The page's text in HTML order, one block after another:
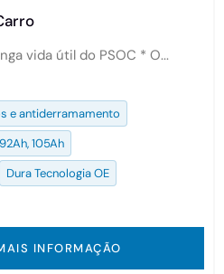
vida útil do PSOC * O...
e antiderramamento
105Ah
Dura Tecnologia OE
INFORMAÇÃO